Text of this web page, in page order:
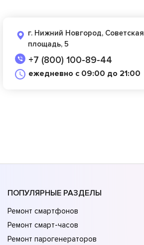
г. Нижний Новгород, Советская
площадь, 5
+7 (800) 100-89-44
ежедневно с 09:00 до 21:00
ПОПУЛЯРНЫЕ РАЗДЕЛЫ
Ремонт смартфонов
Ремонт смарт-часов
Ремонт парогенераторов